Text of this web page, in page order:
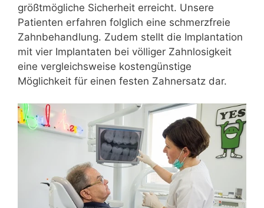
größtmögliche Sicherheit erreicht. Unsere
Patienten erfahren folglich eine schmerzfreie
Zahnbehandlung. Zudem stellt die Implantation
mit vier Implantaten bei völliger Zahnlosigkeit
eine vergleichsweise kostengünstige
Möglichkeit für einen festen Zahnersatz dar.